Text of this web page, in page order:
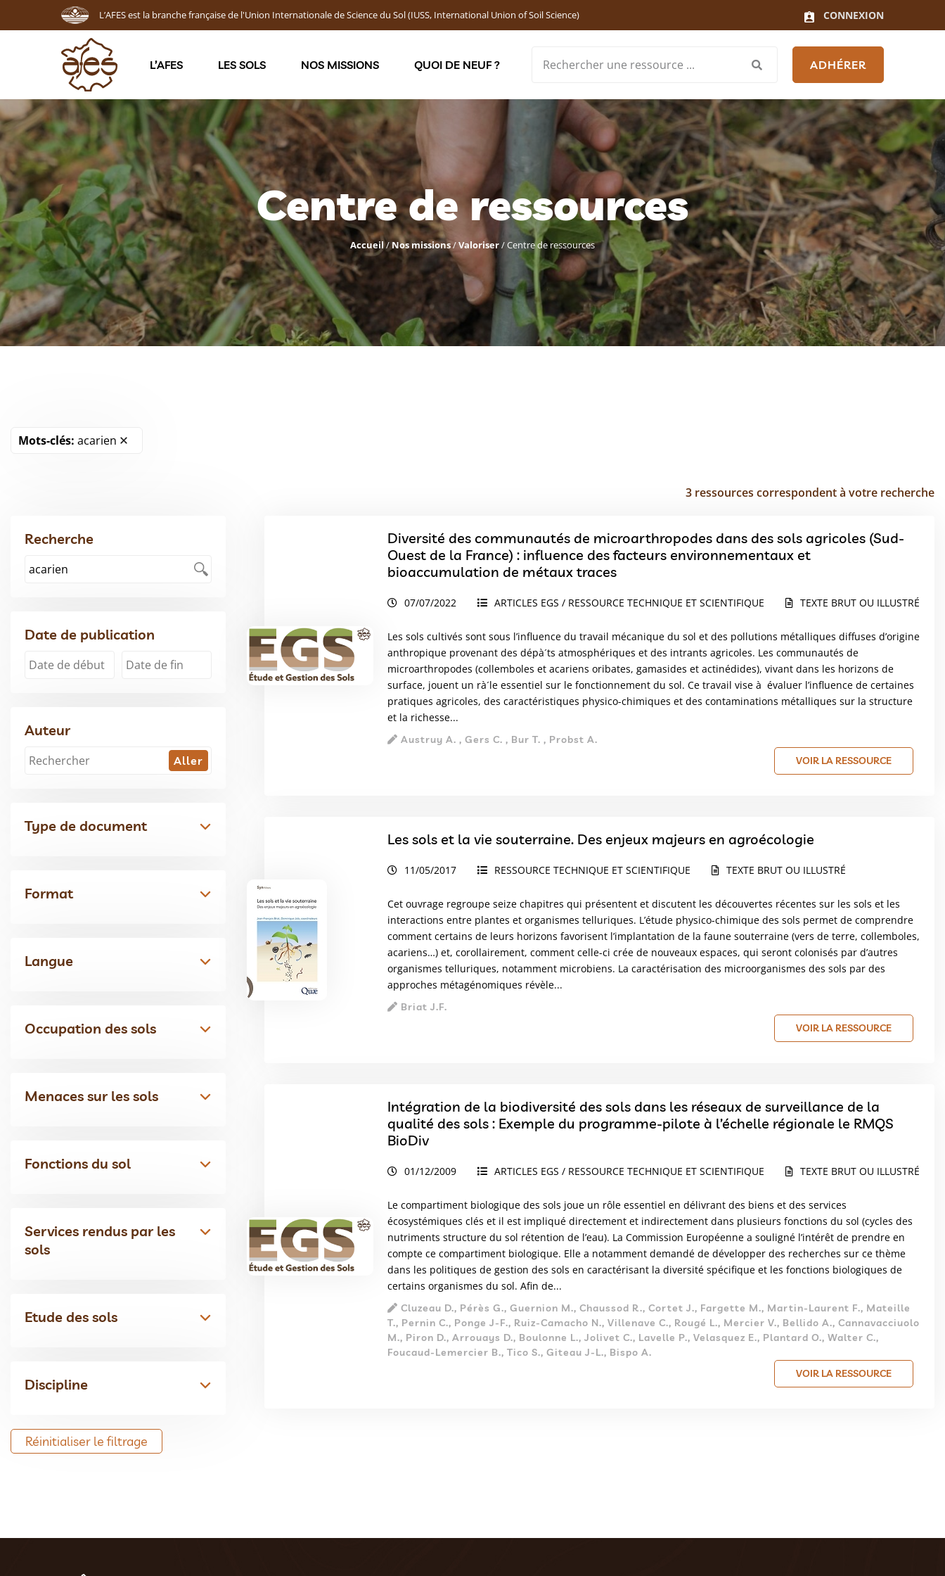
L’AFES est la branche française de l'Union Internationale de Science du Sol (IUSS, International Union of Soil Science) CONNEXION
L’AFES LES SOLS NOS MISSIONS QUOI DE NEUF ? ADHÉRER
Centre de ressources
Accueil/Nos missions/Valoriser/Centre de ressources
Mots-clés: acarien
3 ressources correspondent à votre recherche
Recherche
Date de publication
Auteur
Type de document
Format
Langue
Occupation des sols
Menaces sur les sols
Fonctions du sol
Services rendus par les
sols
Etude des sols
Discipline
Réinitialiser le filtrage
Diversité des communautés de microarthropodes dans des sols agricoles (Sud-
Ouest de la France) : influence des facteurs environnementaux et
bioaccumulation de métaux traces
07/07/2022 ARTICLES EGS / RESSOURCE TECHNIQUE ET SCIENTIFIQUE TEXTE BRUT OU ILLUSTRÉ
Les sols cultivés sont sous l’influence du travail mécanique du sol et des pollutions métalliques diffuses d’origine
anthropique provenant des dépà´ts atmosphériques et des intrants agricoles. Les communautés de
microarthropodes (collemboles et acariens oribates, gamasides et actinédides), vivant dans les horizons de
surface, jouent un rà´le essentiel sur le fonctionnement du sol. Ce travail vise à évaluer l’influence de certaines
pratiques agricoles, des caractéristiques physico-chimiques et des contaminations métalliques sur la structure
et la richesse...
Austruy A. , Gers C. , Bur T. , Probst A.
VOIR LA RESSOURCE
Les sols et la vie souterraine. Des enjeux majeurs en agroécologie
11/05/2017 RESSOURCE TECHNIQUE ET SCIENTIFIQUE TEXTE BRUT OU ILLUSTRÉ
Cet ouvrage regroupe seize chapitres qui présentent et discutent les découvertes récentes sur les sols et les
interactions entre plantes et organismes telluriques. L’étude physico-chimique des sols permet de comprendre
comment certains de leurs horizons favorisent l’implantation de la faune souterraine (vers de terre, collemboles,
acariens…) et, corollairement, comment celle-ci crée de nouveaux espaces, qui seront colonisés par d’autres
organismes telluriques, notamment microbiens. La caractérisation des microorganismes des sols par des
approches métagénomiques révèle...
Briat J.F.
VOIR LA RESSOURCE
Intégration de la biodiversité des sols dans les réseaux de surveillance de la
qualité des sols : Exemple du programme-pilote à l’échelle régionale le RMQS
BioDiv
01/12/2009 ARTICLES EGS / RESSOURCE TECHNIQUE ET SCIENTIFIQUE TEXTE BRUT OU ILLUSTRÉ
Le compartiment biologique des sols joue un rôle essentiel en délivrant des biens et des services
écosystémiques clés et il est impliqué directement et indirectement dans plusieurs fonctions du sol (cycles des
nutriments structure du sol rétention de l’eau). La Commission Européenne a souligné l’intérêt de prendre en
compte ce compartiment biologique. Elle a notamment demandé de développer des recherches sur ce thème
dans les politiques de gestion des sols en caractérisant la diversité spécifique et les fonctions biologiques de
certains organismes du sol. Afin de...
Cluzeau D., Pérès G., Guernion M., Chaussod R., Cortet J., Fargette M., Martin-Laurent F., Mateille
T., Pernin C., Ponge J-F., Ruiz-Camacho N., Villenave C., Rougé L., Mercier V., Bellido A., Cannavacciuolo
M., Piron D., Arrouays D., Boulonne L., Jolivet C., Lavelle P., Velasquez E., Plantard O., Walter C.,
Foucaud-Lemercier B., Tico S., Giteau J-L., Bispo A.
VOIR LA RESSOURCE